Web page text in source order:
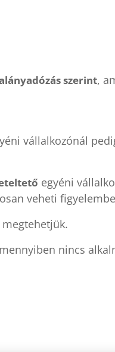
szerint,
vállalkozónál
egyéni
veheti
megtehetjük.
nincs